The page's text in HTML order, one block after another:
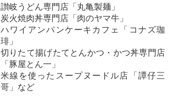
讃岐うどん専門店「丸亀製麺」
炭火焼肉丼専門店「肉のヤマ牛」
ハワイアンパンケーキカフェ「コナズ珈
琲」
切りたて揚げたてとんかつ・かつ丼専門店
「豚屋とん一」
米線を使ったスープヌードル店「譚仔三
哥」など